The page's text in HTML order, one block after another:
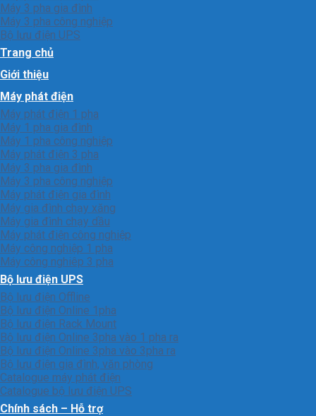
Máy 3 pha gia đình
Máy 3 pha công nghiệp
Bộ lưu điện UPS
Trang chủ
Giới thiệu
Máy phát điện
Máy phát điện 1 pha
Máy 1 pha gia đình
Máy 1 pha công nghiệp
Máy phát điện 3 pha
Máy 3 pha gia đình
Máy 3 pha công nghiệp
Máy phát điện gia đình
Máy gia đình chạy xăng
Máy gia đình chạy dầu
Máy phát điện công nghiệp
Máy công nghiệp 1 pha
Máy công nghiêp 3 pha
Bộ lưu điện UPS
Bộ lưu điện Offline
Bộ lưu điện Online 1pha
Bộ lưu điện Rack Mount
Bộ lưu điện Online 3pha vào 1 pha ra
Bộ lưu điện Online 3pha vào 3pha ra
Bộ lưu điện gia đình, văn phòng
Catalogue máy phát điện
Catalogue bộ lưu điện UPS
Chính sách – Hỗ trợ